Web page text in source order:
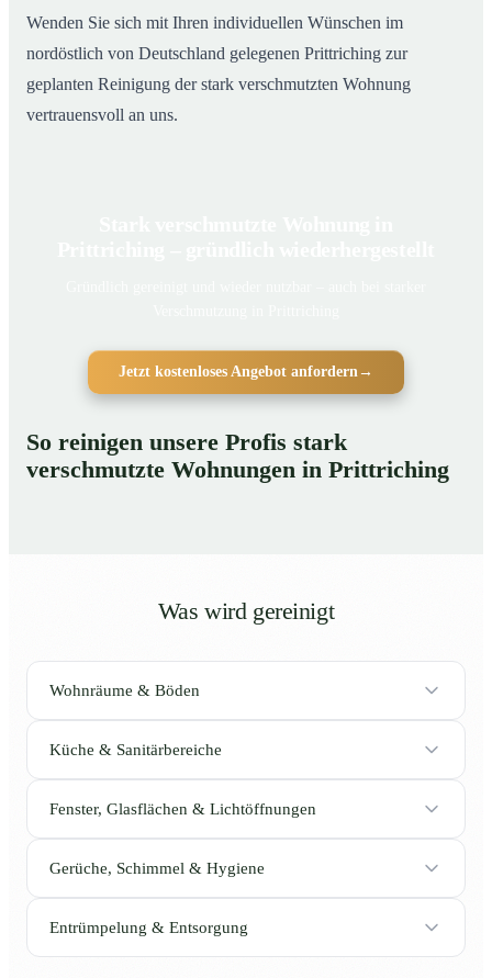
Wenden Sie sich mit Ihren individuellen Wünschen im
nordöstlich von Deutschland gelegenen Prittriching zur
geplanten Reinigung der stark verschmutzten Wohnung
vertrauensvoll an uns.
Jetzt kostenloses Angebot anfordern→
So reinigen unsere Profis stark
verschmutzte Wohnungen in Prittriching
Was wird gereinigt
Wohnräume & Böden
Küche & Sanitärbereiche
Fenster, Glasflächen & Lichtöffnungen
Gerüche, Schimmel & Hygiene
Entrümpelung & Entsorgung